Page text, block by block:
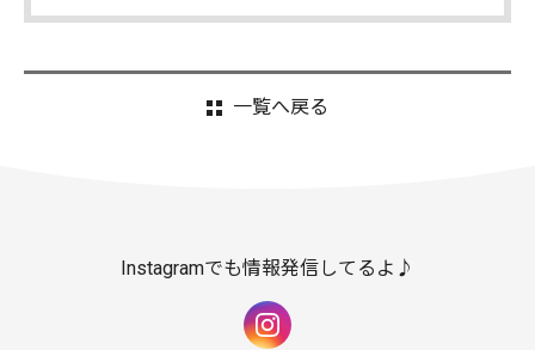
一覧へ戻る
Instagramでも情報発信してるよ♪